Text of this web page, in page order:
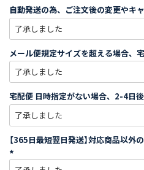
自動発送の為、ご注文後の変更やキ
メール便規定サイズを超える場合、
宅配便 日時指定がない場合、2-4日
【365日最短翌日発送】対応商品以外